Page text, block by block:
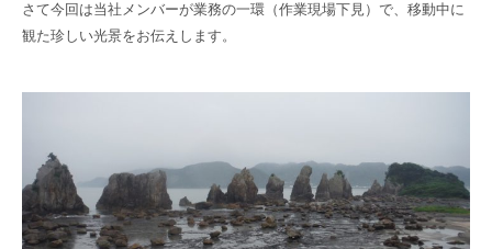
さて今回は当社メンバーが業務の一環（作業現場下見）で、移動中に
観た珍しい光景をお伝えします。